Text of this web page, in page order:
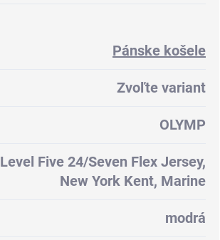
Pánske košele
Zvoľte variant
OLYMP
Level Five 24/Seven Flex Jersey,
New York Kent, Marine
modrá